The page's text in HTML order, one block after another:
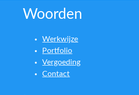
Woorden
Werkwijze
Portfolio
Vergoeding
Contact